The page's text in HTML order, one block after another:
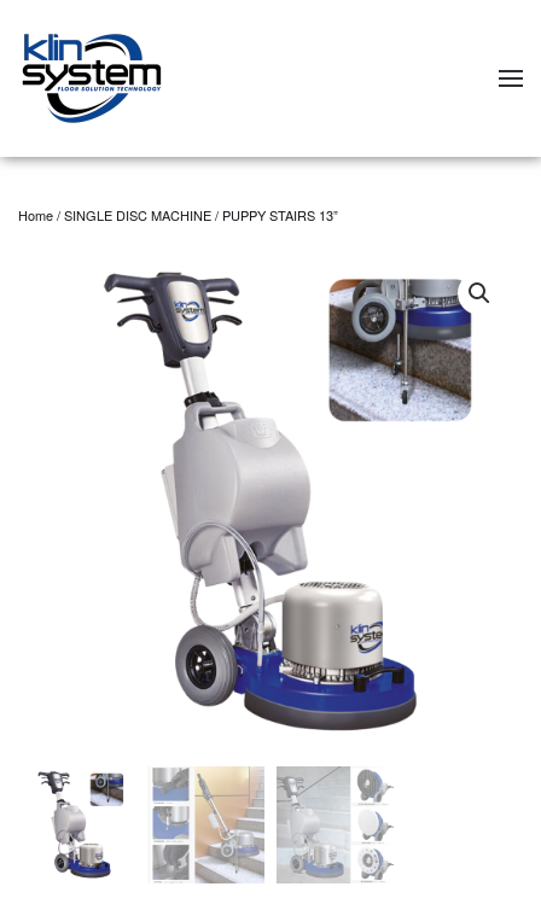
Skip to main content
Home/SINGLE DISC MACHINE/ PUPPY STAIRS 13”